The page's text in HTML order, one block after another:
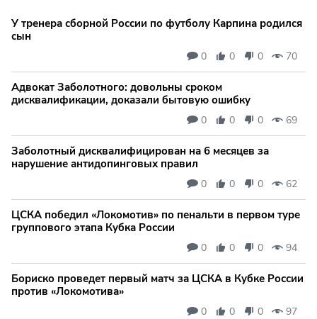
У тренера сборной России по футболу Карпина родился
сын
0 0 0 70
Адвокат Заболотного: довольны сроком
дисквалификации, доказали бытовую ошибку
0 0 0 69
Заболотный дисквалифицирован на 6 месяцев за
нарушение антидопинговых правил
0 0 0 62
ЦСКА победил «Локомотив» по пенальти в первом туре
группового этапа Кубка России
0 0 0 94
Бориско проведет первый матч за ЦСКА в Кубке России
против «Локомотива»
0 0 0 97